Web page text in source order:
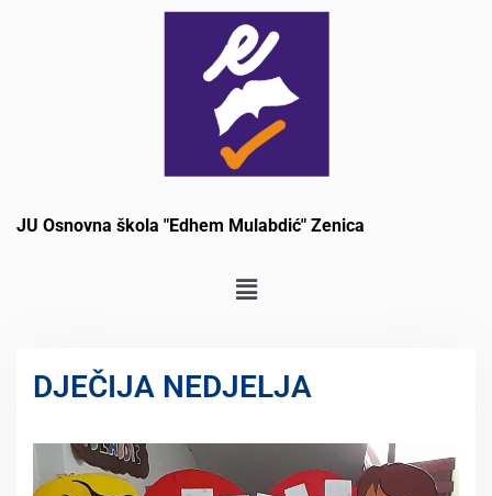
JU Osnovna škola "Edhem Mulabdić" Zenica
DJEČIJA NEDJELJA